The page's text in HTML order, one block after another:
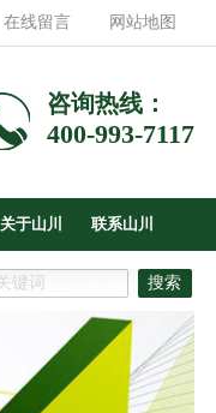
在线留言 网站地图
咨询热线：
400-993-7117
关于山川 联系山川